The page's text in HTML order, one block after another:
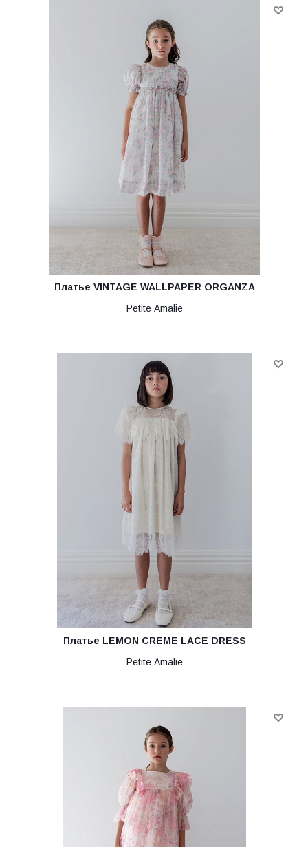
Платье VINTAGE WALLPAPER ORGANZA
Petite Amalie
Платье LEMON CREME LACE DRESS
Petite Amalie